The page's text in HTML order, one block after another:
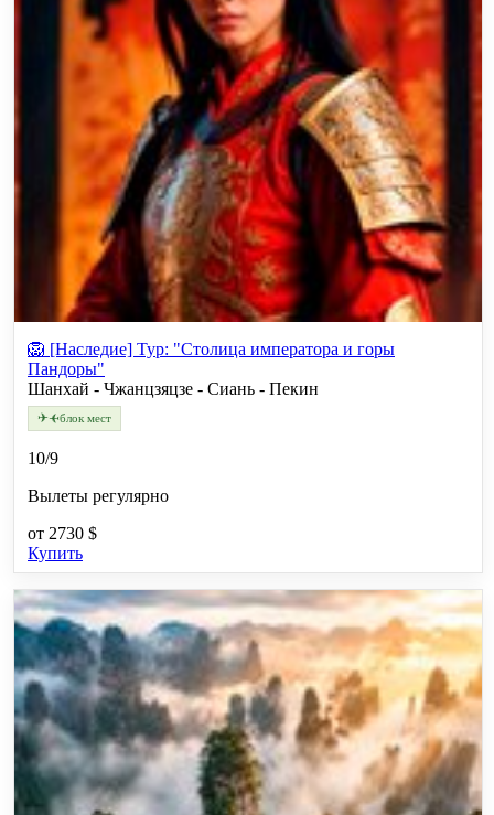
🦁 [Наследие] Тур: "Cтолица императора и горы
Пандоры"
Шанхай - Чжанцзяцзе - Сиань - Пекин
✈✈блок мест
10/9
Вылеты регулярно
от 2730 $
Купить